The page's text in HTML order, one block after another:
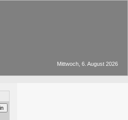
Mittwoch, 6. August 2026